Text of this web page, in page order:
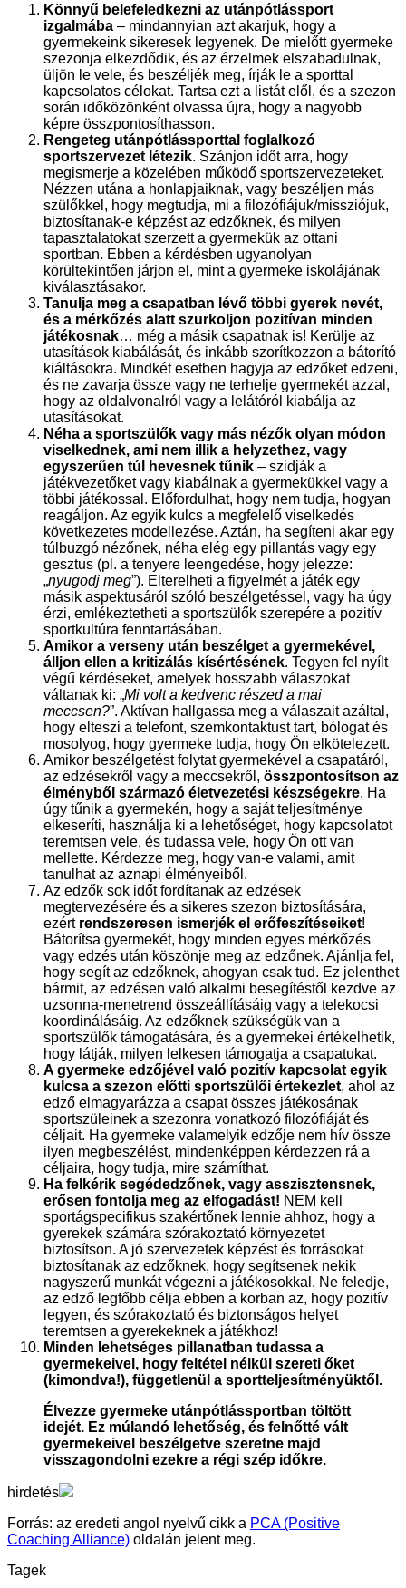
Könnyű belefeledkezni az utánpótlássport
izgalmába – mindannyian azt akarjuk, hogy a
gyermekeink sikeresek legyenek. De mielőtt gyermeke
szezonja elkezdődik, és az érzelmek elszabadulnak,
üljön le vele, és beszéljék meg, írják le a sporttal
kapcsolatos célokat. Tartsa ezt a listát elől, és a szezon
során időközönként olvassa újra, hogy a nagyobb
képre összpontosíthasson.
Rengeteg utánpótlássporttal foglalkozó
sportszervezet létezik. Szánjon időt arra, hogy
megismerje a közelében működő sportszervezeteket.
Nézzen utána a honlapjaiknak, vagy beszéljen más
szülőkkel, hogy megtudja, mi a filozófiájuk/missziójuk,
biztosítanak-e képzést az edzőknek, és milyen
tapasztalatokat szerzett a gyermekük az ottani
sportban. Ebben a kérdésben ugyanolyan
körültekintően járjon el, mint a gyermeke iskolájának
kiválasztásakor.
Tanulja meg a csapatban lévő többi gyerek nevét,
és a mérkőzés alatt szurkoljon pozitívan minden
játékosnak… még a másik csapatnak is! Kerülje az
utasítások kiabálását, és inkább szorítkozzon a bátorító
kiáltásokra. Mindkét esetben hagyja az edzőket edzeni,
és ne zavarja össze vagy ne terhelje gyermekét azzal,
hogy az oldalvonalról vagy a lelátóról kiabálja az
utasításokat.
Néha a sportszülők vagy más nézők olyan módon
viselkednek, ami nem illik a helyzethez, vagy
egyszerűen túl hevesnek tűnik – szidják a
játékvezetőket vagy kiabálnak a gyermekükkel vagy a
többi játékossal. Előfordulhat, hogy nem tudja, hogyan
reagáljon. Az egyik kulcs a megfelelő viselkedés
következetes modellezése. Aztán, ha segíteni akar egy
túlbuzgó nézőnek, néha elég egy pillantás vagy egy
gesztus (pl. a tenyere leengedése, hogy jelezze:
„nyugodj meg”). Elterelheti a figyelmét a játék egy
másik aspektusáról szóló beszélgetéssel, vagy ha úgy
érzi, emlékeztetheti a sportszülők szerepére a pozitív
sportkultúra fenntartásában.
Amikor a verseny után beszélget a gyermekével,
álljon ellen a kritizálás kísértésének. Tegyen fel nyílt
végű kérdéseket, amelyek hosszabb válaszokat
váltanak ki: „Mi volt a kedvenc részed a mai
meccsen?”. Aktívan hallgassa meg a válaszait azáltal,
hogy elteszi a telefont, szemkontaktust tart, bólogat és
mosolyog, hogy gyermeke tudja, hogy Ön elkötelezett.
Amikor beszélgetést folytat gyermekével a csapatáról,
az edzésekről vagy a meccsekről, összpontosítson az
élményből származó életvezetési készségekre. Ha
úgy tűnik a gyermekén, hogy a saját teljesítménye
elkeseríti, használja ki a lehetőséget, hogy kapcsolatot
teremtsen vele, és tudassa vele, hogy Ön ott van
mellette. Kérdezze meg, hogy van-e valami, amit
tanulhat az aznapi élményeiből.
Az edzők sok időt fordítanak az edzések
megtervezésére és a sikeres szezon biztosítására,
ezért rendszeresen ismerjék el erőfeszítéseiket!
Bátorítsa gyermekét, hogy minden egyes mérkőzés
vagy edzés után köszönje meg az edzőnek. Ajánlja fel,
hogy segít az edzőknek, ahogyan csak tud. Ez jelenthet
bármit, az edzésen való alkalmi besegítéstől kezdve az
uzsonna-menetrend összeállításáig vagy a telekocsi
koordinálásáig. Az edzőknek szükségük van a
sportszülők támogatására, és a gyermekei értékelhetik,
hogy látják, milyen lelkesen támogatja a csapatukat.
A gyermeke edzőjével való pozitív kapcsolat egyik
kulcsa a szezon előtti sportszülői értekezlet, ahol az
edző elmagyarázza a csapat összes játékosának
sportszüleinek a szezonra vonatkozó filozófiáját és
céljait. Ha gyermeke valamelyik edzője nem hív össze
ilyen megbeszélést, mindenképpen kérdezzen rá a
céljaira, hogy tudja, mire számíthat.
Ha felkérik segédedzőnek, vagy asszisztensnek,
erősen fontolja meg az elfogadást! NEM kell
sportágspecifikus szakértőnek lennie ahhoz, hogy a
gyerekek számára szórakoztató környezetet
biztosítson. A jó szervezetek képzést és forrásokat
biztosítanak az edzőknek, hogy segítsenek nekik
nagyszerű munkát végezni a játékosokkal. Ne feledje,
az edző legfőbb célja ebben a korban az, hogy pozitív
legyen, és szórakoztató és biztonságos helyet
teremtsen a gyerekeknek a játékhoz!
Minden lehetséges pillanatban tudassa a
gyermekeivel, hogy feltétel nélkül szereti őket
(kimondva!), függetlenül a sportteljesítményüktől.
Élvezze gyermeke utánpótlássportban töltött
idejét. Ez múlandó lehetőség, és felnőtté vált
gyermekeivel beszélgetve szeretne majd
visszagondolni ezekre a régi szép időkre.
hirdetés
Forrás: az eredeti angol nyelvű cikk a PCA (Positive
Coaching Alliance) oldalán jelent meg.
Tagek